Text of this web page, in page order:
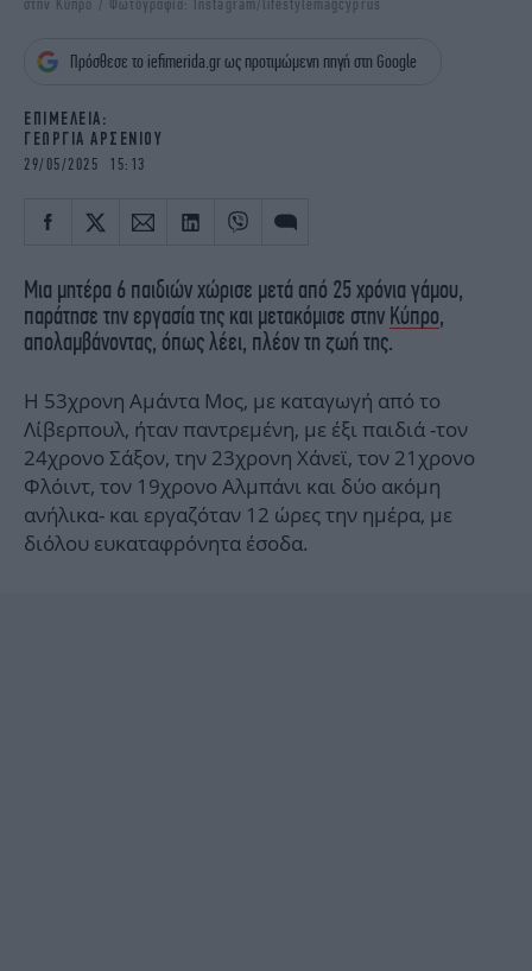
iBOOKS
ΖΩΔΙΑ
OSCARS
NEWSLETTER
στην Κύπρο / Φωτογραφία: Instagram/lifestylemagcyprus
Πρόσθεσε το iefimerida.gr ως προτιμώμενη πηγή στη Google
ΕΠΙΜΕΛΕΙΑ:
ΓΕΩΡΓΙΑ ΑΡΣΕΝΙΟΥ
29/05/2025 15:13
Μια μητέρα 6 παιδιών χώρισε μετά από 25 χρόνια γάμου,
παράτησε την εργασία της και μετακόμισε στην Κύπρο,
απολαμβάνοντας, όπως λέει, πλέον τη ζωή της.
Η 53χρονη Αμάντα Μος, με καταγωγή από το
Λίβερπουλ, ήταν παντρεμένη, με έξι παιδιά -τον
24χρονο Σάξον, την 23χρονη Χάνεϊ, τον 21χρονο
Φλόιντ, τον 19χρονο Αλμπάνι και δύο ακόμη
ανήλικα- και εργαζόταν 12 ώρες την ημέρα, με
διόλου ευκαταφρόνητα έσοδα.